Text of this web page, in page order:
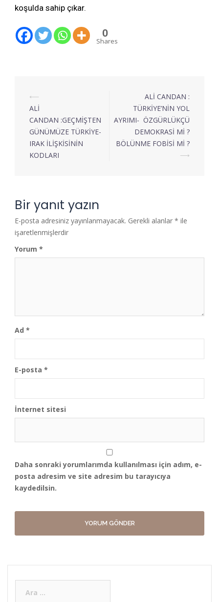
koşulda sahip çıkar.
0
Shares
⟵
ALİ
CANDAN :GEÇMİŞTEN
GÜNÜMÜZE TÜRKİYE-
IRAK İLİŞKİSİNİN
KODLARI
ALİ CANDAN :
TÜRKİYE’NİN YOL
AYRIMI- ÖZGÜRLÜKÇÜ
DEMOKRASİ Mİ ?
BÖLÜNME FOBİSİ Mİ ?
⟶
Bir yanıt yazın
E-posta adresiniz yayınlanmayacak. Gerekli alanlar * ile
işaretlenmişlerdir
Yorum *
Ad *
E-posta *
İnternet sitesi
Daha sonraki yorumlarımda kullanılması için adım, e-
posta adresim ve site adresim bu tarayıcıya
kaydedilsin.